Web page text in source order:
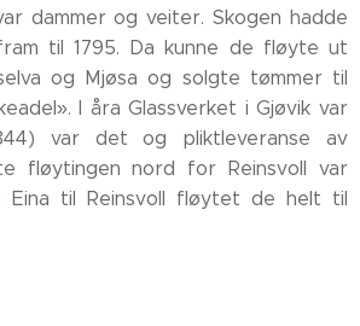
dammer og veiter. Skogen hadde
til 1795. Da kunne de fløyte ut
og Mjøsa og solgte tømmer til
I åra Glassverket i Gjøvik var
var det og pliktleveranse av
fløytingen nord for Reinsvoll var
Eina til Reinsvoll fløytet de helt til